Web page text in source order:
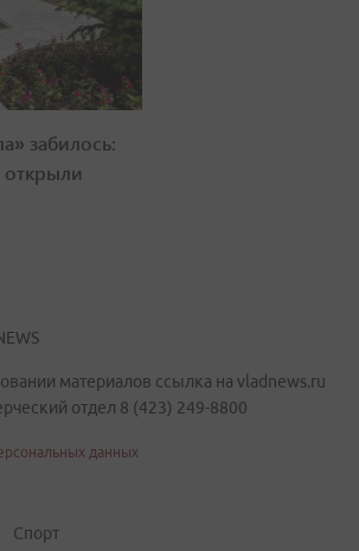
забилось:
открыли
материалов ссылка на vladnews.ru
отдел 8 (423) 249-8800
данных
Спорт